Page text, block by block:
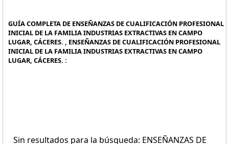
GUÍA COMPLETA DE ENSEÑANZAS DE CUALIFICACIÓN PROFESIONAL
INICIAL DE LA FAMILIA INDUSTRIAS EXTRACTIVAS EN CAMPO
LUGAR, CÁCERES. , ENSEÑANZAS DE CUALIFICACIÓN PROFESIONAL
INICIAL DE LA FAMILIA INDUSTRIAS EXTRACTIVAS EN CAMPO
LUGAR, CÁCERES. :
Sin resultados para la búsqueda: ENSEÑANZAS DE